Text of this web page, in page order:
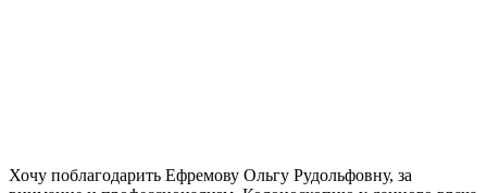
Хочу поблагодарить Ефремову Ольгу Рудольфовну, за